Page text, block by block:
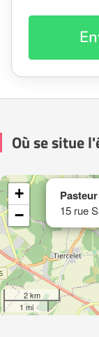
Où se situe
Pasteur
15 rue
+
−
2 km
1 mi